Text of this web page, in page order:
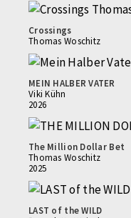
Crossings
Thomas Woschitz
MEIN HALBER VATER
Viki Kühn
2026
The Million Dollar Bet
Thomas Woschitz
2025
LAST of the WILD